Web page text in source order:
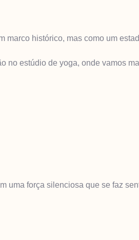
marco histórico, mas como um
no estúdio de yoga, onde vamos
uma força silenciosa que se faz